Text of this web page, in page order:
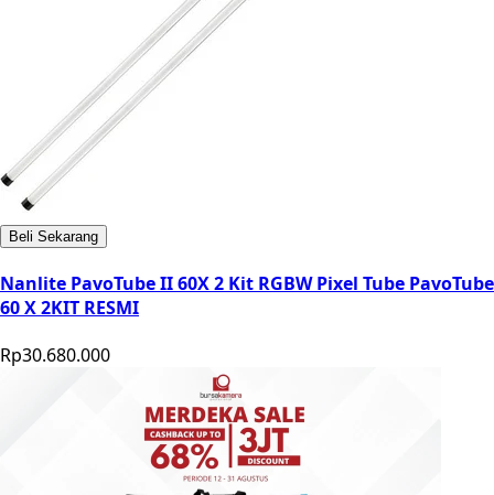
Beli Sekarang
Nanlite PavoTube II 60X 2 Kit RGBW Pixel Tube PavoTube
60 X 2KIT RESMI
Rp30.680.000